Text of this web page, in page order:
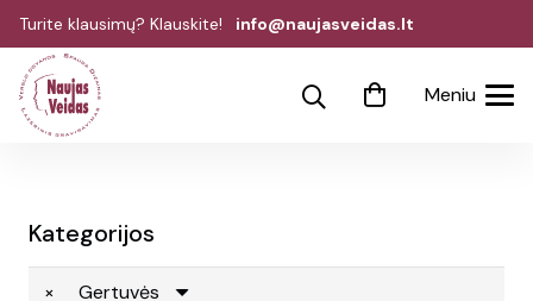
Turite klausimų? Klauskite! info@naujasveidas.lt
Meniu
Kategorijos
× Gertuvės